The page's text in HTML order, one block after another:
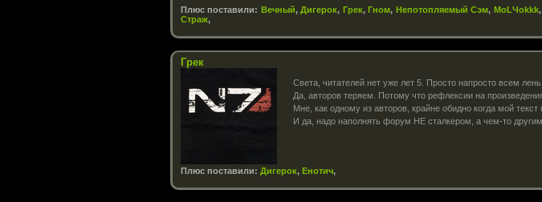
Плюс поставили: Вечный,Дигерок, Грек,Гном, Непотопляемый Сэм, MoLЧokkk
Страж,
Грек
Света, читателей нет уже лет 5. Просто напросто всем
Да, авторов теряем. Потому что рефлексии на
Мне, как одному из авторов, крайне обидно когда мой
И да, надо наполнять форум НЕ сталкером, а чем-то другим.
Плюс поставили: Дигерок, Енотич,